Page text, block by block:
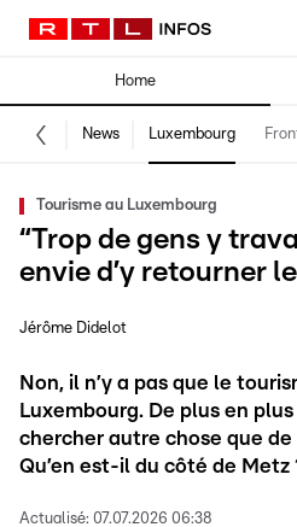
Home
News Luxembourg
Tourisme au Luxembourg
“Trop de gens y
envie d’y retourner
Jérôme Didelot
Non, il n’y a pas que le
Luxembourg. De plus en
chercher autre chose que de
Qu’en est-il du côté de Metz
Actualisé: 07.07.2026 06:38